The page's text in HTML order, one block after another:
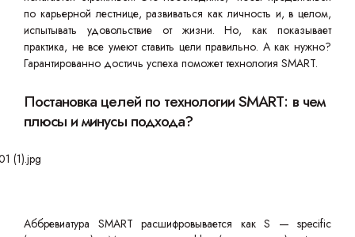
по карьерной лестнице, развиваться как личность и, в целом,
испытывать удовольствие от жизни. Но, как показывает
практика, не все умеют ставить цели правильно. А как нужно?
Гарантированно достичь успеха поможет технология SMART.
Постановка целей по технологии SMART: в чем
плюсы и минусы подхода?
Аббревиатура SMART расшифровывается как S — specific